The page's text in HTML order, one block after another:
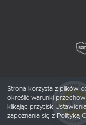
Strona korzysta z plików
określić warunki
klikając przycisk
zapoznania się z Polityką